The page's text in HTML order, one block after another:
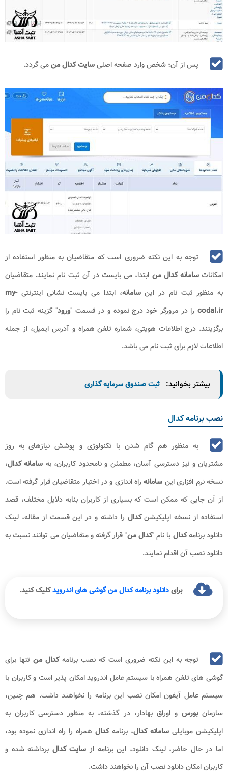
پس از آن؛ شخص وارد صفحه اصلیسایت کدال منمی گردد.
توجه به این نکته ضروری است که متقاضیان به منظور استفاده از
امکاناتسامانه کدال من ابتدا، می بایست در آن ثبت نام نمایند. متقاضیان
به منظور ثبت نام در اینسامانه، ابتدا می بایست نشانی اینترنتیmy-
codal.ir را در مرورگر خود درج نموده و در قسمت "ورود" گزینه ثبت نام را
برگزینند. درج اطلاعات هویتی، شماره تلفن همراه و آدرس ایمیل، از جمله
اطلاعات لازم برای ثبت نام می باشد.
بیشتر بخوانید: ثبت صندوق سرمایه گذاری
نصب برنامه کدال
به منظور هم گام شدن با تکنولوژی و پوشش نیازهای به روز
مشتریان و نیز دسترسی آسان، مطمئن و نامحدود کاربران، به سامانه کدال،
نسخه نرم افزاری این سامانه راه اندازی و در اختیار متقاضیان قرار گرفته است.
از آن جایی که ممکن است که بسیاری از کاربران بنابه دلایل مختلف، قصد
استفاده از نسخه اپلیکیشنکدال را داشته و در این قسمت از مقاله، لینک
دانلود برنامهکدال با نام "کدال من" قرار گرفته و متقاضیان می توانند نسبت به
دانلود نصب آن اقدام نمایند.
برایدانلود برنامه کدال من گوشی های اندرویدکلیک کنید.
توجه به این نکته ضروری است که نصب برنامه کدال من تنها برای
گوشی های تلفن همراه با سیستم عامل اندروید امکان پذیر است و کاربران با
سیستم عامل آیفون امکان نصب این برنامه را نخواهند داشت. هم چنین،
سازمانبورسو اوراق بهادار، در گذشته، به منظور دسترسی کاربران به
اپلیکیشن موبایلی سامانه کدال، برنامهکدال همراه را راه اندازی نموده بود،
اما در حال حاضر، لینک دانلود، این برنامه از سایت کدال برداشته شده و
کاربران امکان دانلود نصب آن را نخواهند داشت.